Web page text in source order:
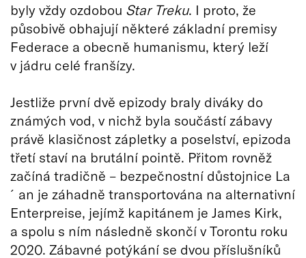
byly vždy ozdobou Star Treku. I proto, že
působivě obhajují některé základní premisy
Federace a obecně humanismu, který leží
v jádru celé franšízy.
Jestliže první dvě epizody braly diváky do
známých vod, v nichž byla součástí zábavy
právě klasičnost zápletky a poselství, epizoda
třetí staví na brutální pointě. Přitom rovněž
začíná tradičně – bezpečnostní důstojnice La
´an je záhadně transportována na alternativní
Enterpreise, jejímž kapitánem je James Kirk,
a spolu s ním následně skončí v Torontu roku
2020. Zábavné potýkání se dvou příslušníků